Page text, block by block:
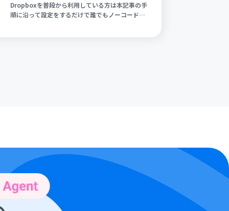
Dropboxを普段から利用している方は本記事の手
順に沿って設定をするだけで誰でもノーコードで